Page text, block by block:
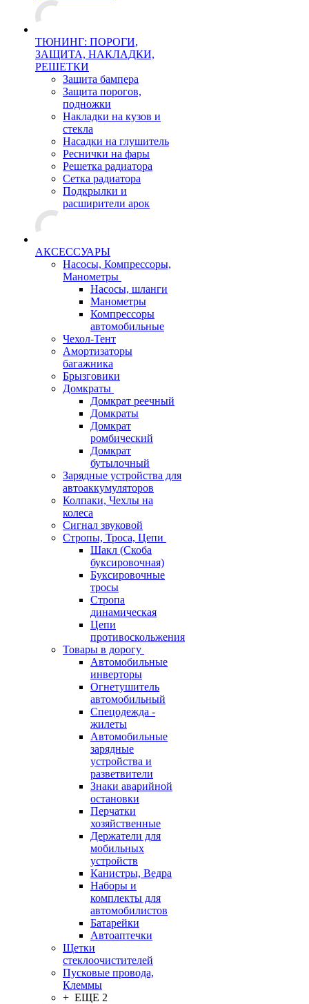
ТЮНИНГ: ПОРОГИ,
ЗАЩИТА, НАКЛАДКИ,
РЕШЕТКИ
Защита бампера
Защита порогов,
подножки
Накладки на кузов и
стекла
Насадки на глушитель
Реснички на фары
Решетка радиатора
Сетка радиатора
Подкрылки и
расширители арок
АКСЕССУАРЫ
Насосы, Компрессоры,
Манометры
Насосы, шланги
Манометры
Компрессоры
автомобильные
Чехол-Тент
Амортизаторы
багажника
Брызговики
Домкраты
Домкрат реечный
Домкраты
Домкрат
ромбический
Домкрат
бутылочный
Зарядные устройства для
автоаккумуляторов
Колпаки, Чехлы на
колеса
Сигнал звуковой
Стропы, Троса, Цепи
Шакл (Скоба
буксировочная)
Буксировочные
тросы
Стропа
динамическая
Цепи
противоскольжения
Товары в дорогу
Автомобильные
инверторы
Огнетушитель
автомобильный
Спецодежда -
жилеты
Автомобильные
зарядные
устройства и
разветвители
Знаки аварийной
остановки
Перчатки
хозяйственные
Держатели для
мобильных
устройств
Канистры, Ведра
Наборы и
комплекты для
автомобилистов
Батарейки
Автоаптечки
Щетки
стеклоочистителей
Пусковые провода,
Клеммы
+ ЕЩЕ 2